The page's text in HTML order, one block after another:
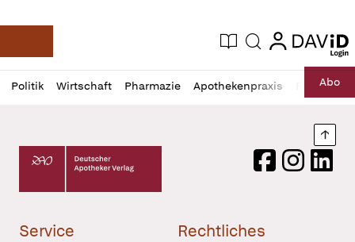
Deutsche Apotheker Zeitung
Aktuelle Ausgabe
Suche login
login
Politik Wirtschaft Pharmazie Apothekenpraxis RechtAbo
Profil
öffnen
Daz
Pur
Deutscher Apotheker Verlag Logo
FacebookInstagram
Service Rechtliches